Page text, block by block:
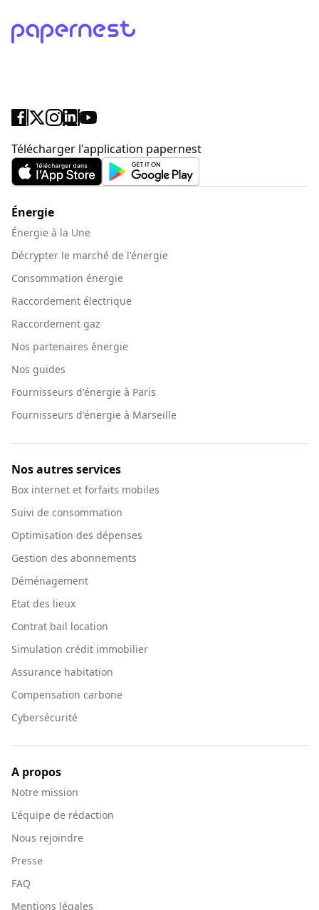
Télécharger l'application papernest
Énergie
Énergie à la Une
Décrypter le marché de l'énergie
Consommation énergie
Raccordement électrique
Raccordement gaz
Nos partenaires énergie
Nos guides
Fournisseurs d'énergie à Paris
Fournisseurs d'énergie à Marseille
Nos autres services
Box internet et forfaits mobiles
Suivi de consommation
Optimisation des dépenses
Gestion des abonnements
Déménagement
Etat des lieux
Contrat bail location
Simulation crédit immobilier
Assurance habitation
Compensation carbone
Cybersécurité
A propos
Notre mission
L'équipe de rédaction
Nous rejoindre
Presse
FAQ
Mentions légales